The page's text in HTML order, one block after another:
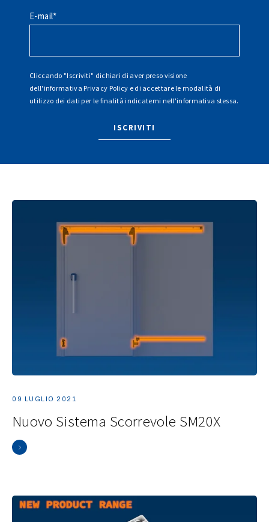
E-mail*
Cliccando "Iscriviti" dichiari di aver preso visione
dell'informativaPrivacy Policy e di accettare le modalità di
utilizzo dei dati per le finalità indicatemi nell'informativa stessa.
09 LUGLIO 2021
Nuovo Sistema Scorrevole SM20X